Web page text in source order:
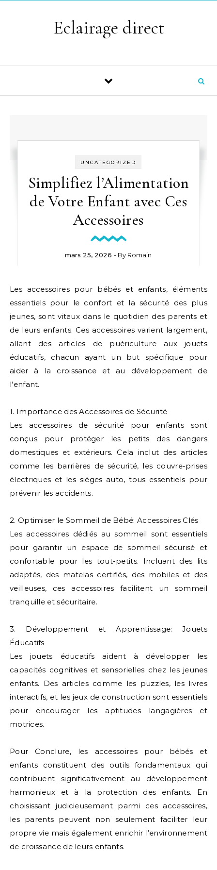
Eclairage direct
UNCATEGORIZED
Simplifiez l’Alimentation
de Votre Enfant avec Ces
Accessoires
mars 25, 2026 - By Romain
Les accessoires pour bébés et enfants, éléments
essentiels pour le confort et la sécurité des plus
jeunes, sont vitaux dans le quotidien des parents et
de leurs enfants. Ces accessoires varient largement,
allant des articles de puériculture aux jouets
éducatifs, chacun ayant un but spécifique pour
aider à la croissance et au développement de
l’enfant.
1. Importance des Accessoires de Sécurité
Les accessoires de sécurité pour enfants sont
conçus pour protéger les petits des dangers
domestiques et extérieurs. Cela inclut des articles
comme les barrières de sécurité, les couvre-prises
électriques et les sièges auto, tous essentiels pour
prévenir les accidents.
2. Optimiser le Sommeil de Bébé: Accessoires Clés
Les accessoires dédiés au sommeil sont essentiels
pour garantir un espace de sommeil sécurisé et
confortable pour les tout-petits. Incluant des lits
adaptés, des matelas certifiés, des mobiles et des
veilleuses, ces accessoires facilitent un sommeil
tranquille et sécuritaire.
3. Développement et Apprentissage: Jouets
Éducatifs
Les jouets éducatifs aident à développer les
capacités cognitives et sensorielles chez les jeunes
enfants. Des articles comme les puzzles, les livres
interactifs, et les jeux de construction sont essentiels
pour encourager les aptitudes langagières et
motrices.
Pour Conclure, les accessoires pour bébés et
enfants constituent des outils fondamentaux qui
contribuent significativement au développement
harmonieux et à la protection des enfants. En
choisissant judicieusement parmi ces accessoires,
les parents peuvent non seulement faciliter leur
propre vie mais également enrichir l’environnement
de croissance de leurs enfants.